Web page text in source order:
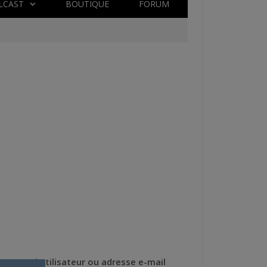
BOUTIQUE FORUM
Nom d'utilisateur ou adresse e-mail